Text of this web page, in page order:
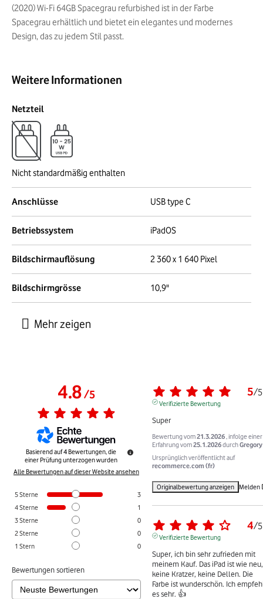
(2020) Wi-Fi 64GB Spacegrau refurbished ist in der Farbe
Spacegrau erhältlich und bietet ein elegantes und modernes
Design, das zu jedem Stil passt.
Weitere Informationen
Netzteil
Nicht standardmäßig enthalten
Anschlüsse USB type C
Betriebssystem iPadOS
Bildschirmauflösung 2 360 x 1 640 Pixel
Bildschirmgrösse 10,9"
4.8/5
Basierend auf4 Bewertungen, die
einer Prüfung unterzogen wurden
Alle Bewertungen auf dieser Website ansehen
5Sterne
3
4Sterne
1
3Sterne
0
2Sterne
0
1 Stern 0
Bewertungen sortieren
5/5
Verifizierte Bewertung
Super
Bewertung vom21.3.2026 , infolge einer
Erfahrung vom25.1.2026durchGregory
Ursprünglich veröffentlicht auf
recommerce.com (fr)
Originalbewertung anzeigen Melden
4/5
Verifizierte Bewertung
Super, ich bin sehr zufrieden mit
meinem Kauf. Das iPad ist wie neu,
keine Kratzer, keine Dellen. Die
Farbe ist wunderschön. Ich
es sehr. 👍